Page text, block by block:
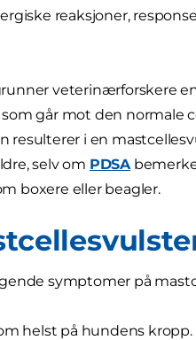
reaksjoner,
veterinærforskere
går mot den normale
i en
selv om PDSA
boxere eller beagler.
symptomer på
helst på hundens